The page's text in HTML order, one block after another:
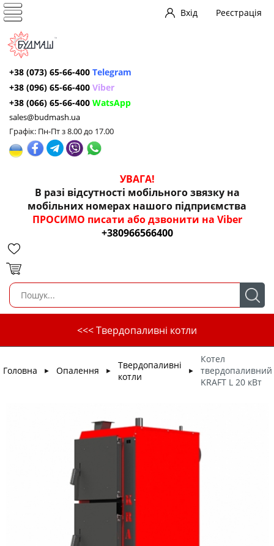
Вхід Реєстрація
+38 (073) 65-66-400 Telegram
+38 (096) 65-66-400 Viber
+38 (066) 65-66-400 WatsApp
sales@budmash.ua
Графік: Пн-Пт з 8.00 до 17.00
УВАГА!
В разі відсутності мобільного звязку на
мобільних номерах нашого підприємства
ПРОСИМО писати або дзвонити на Viber
+380966566400
<<< Твердопаливні котли
Головна ► Опалення ►
Твердопаливні
котли
►
Котел
твердопаливний
KRAFT L 20 кВт